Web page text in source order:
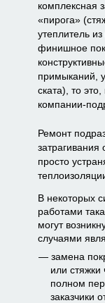
комплексная
«пирога»
утеплитель
финишное
примыканий,
ската), то
компании-
Ремонт
просто
В некоторых
работами
могут
случаями
замена
или стяжки
полном
заказчики